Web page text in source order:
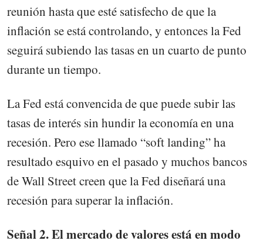
reunión hasta que esté satisfecho de que la
inflación se está controlando, y entonces la Fed
seguirá subiendo las tasas en un cuarto de punto
durante un tiempo.
La Fed está convencida de que puede subir las
tasas de interés sin hundir la economía en una
recesión. Pero ese llamado “soft landing” ha
resultado esquivo en el pasado y muchos bancos
de Wall Street creen que la Fed diseñará una
recesión para superar la inflación.
Señal 2. El mercado de valores está en modo